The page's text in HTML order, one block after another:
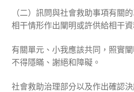
（二）訊問與社會救助事項有關
相干情形作出闡明或許供給相干資
有關單元、小我應該共同，照實
不得隱瞞、謝絕和障礙。
社會救助治理部分以及作出確認